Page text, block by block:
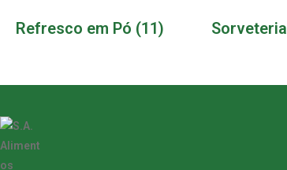
Refresco em Pó (11) Sorveteria